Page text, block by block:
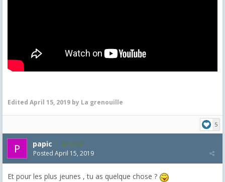
Edited April 15, 2019 by La grenouille
5
papic 1,372
Posted April 15, 2019
Et pour les plus jeunes , tu as quelque chose ?